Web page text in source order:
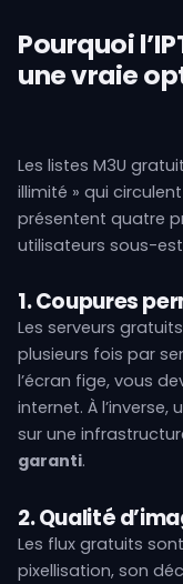
Pourquoi
une vraie
Les listes M3U
illimité » qui
présentent quatre
utilisateurs sous-
1. Coupures
Les serveurs
plusieurs fois par
l’écran fige, vous
internet. À
sur une
garanti.
2. Qualité
Les flux gratuits
pixellisation, son